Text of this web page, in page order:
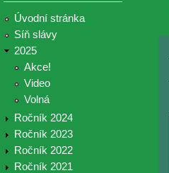
Úvodní stránka
Síň slávy
2025
Akce!
Video
Volná
Ročník 2024
Ročník 2023
Ročník 2022
Ročník 2021